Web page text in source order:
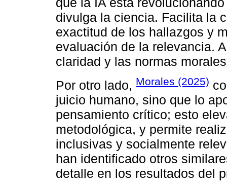
divulga la ciencia. Facilita la
exactitud de los hallazgos y
evaluación de la relevancia.
claridad y las normas
Por otro lado, Morales (2025)
juicio humano, sino que lo
pensamiento crítico; esto
metodológica, y permite
inclusivas y socialmente
han identificado otros
detalle en los resultados del